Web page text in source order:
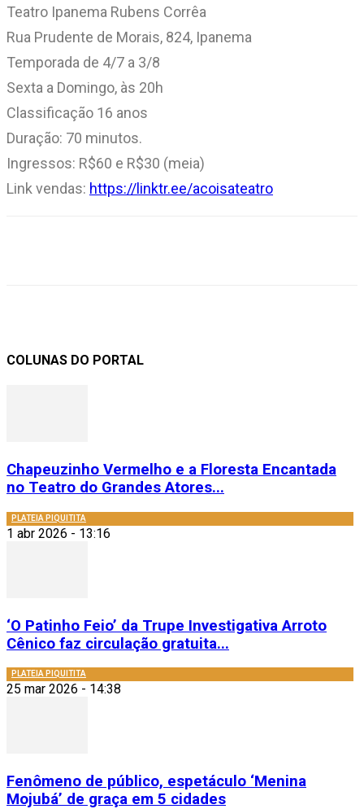
Teatro Ipanema Rubens Corrêa
Rua Prudente de Morais, 824, Ipanema
Temporada de 4/7 a 3/8
Sexta a Domingo, às 20h
Classificação 16 anos
Duração: 70 minutos.
Ingressos: R$60 e R$30 (meia)
Link vendas: https://linktr.ee/acoisateatro
COLUNAS DO PORTAL
Chapeuzinho Vermelho e a Floresta Encantada
no Teatro do Grandes Atores...
PLATEIA PIQUITITA
1 abr 2026 - 13:16
‘O Patinho Feio’ da Trupe Investigativa Arroto
Cênico faz circulação gratuita...
PLATEIA PIQUITITA
25 mar 2026 - 14:38
Fenômeno de público, espetáculo ‘Menina
Mojubá’ de graça em 5 cidades